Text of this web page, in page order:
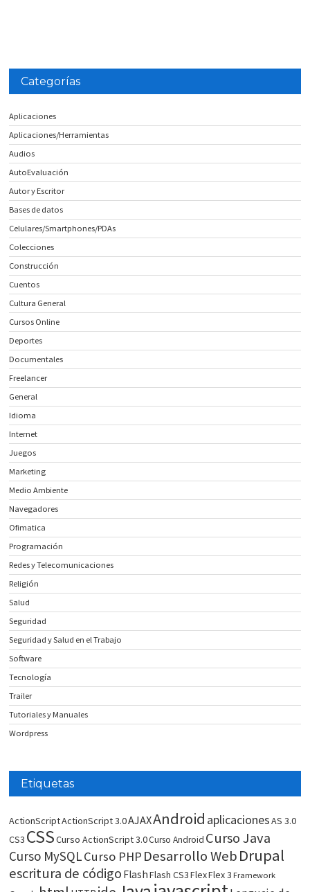
Categorías
Aplicaciones
Aplicaciones/Herramientas
Audios
AutoEvaluación
Autor y Escritor
Bases de datos
Celulares/Smartphones/PDAs
Colecciones
Construcción
Cuentos
Cultura General
Cursos Online
Deportes
Documentales
Freelancer
General
Idioma
Internet
Juegos
Marketing
Medio Ambiente
Navegadores
Ofimatica
Programación
Redes y Telecomunicaciones
Religión
Salud
Seguridad
Seguridad y Salud en el Trabajo
Software
Tecnología
Trailer
Tutoriales y Manuales
Wordpress
Etiquetas
ActionScriptActionScript 3.0AJAXAndroid aplicacionesAS 3.0
CS3 CSSCurso ActionScript 3.0Curso Android Curso Java
Curso MySQLCurso PHP Desarrollo WebDrupal
escritura de código FlashFlash CS3FlexFlex 3 Framework